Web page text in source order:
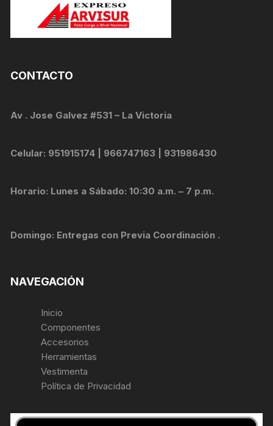
CONTACTO
Av . Jose Galvez #531 – La Victoria
Celular: 951915174 | 966747163 | 931986430
Horario: Lunes a Sábado: 10:30 a.m. – 7 p.m.
Domingo: Entregas con Previa Coordinación .
NAVEGACIÓN
Inicio
Componentes
Accesorios
Herramientas
Vestimenta
Política de Privacidad